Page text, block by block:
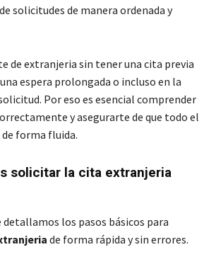
solicitudes de manera ordenada y
de extranjeria sin tener una cita previa
espera prolongada o incluso en la
Por eso es esencial comprender
y asegurarte de que todo el
forma fluida.
solicitar la cita extranjeria
los pasos básicos para
de forma rápida y sin errores.